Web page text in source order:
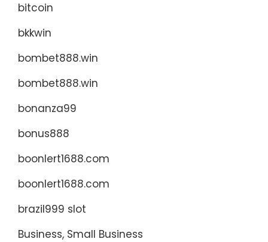
bitcoin
bkkwin
bombet888.win
bombet888.win
bonanza99
bonus888
boonlert1688.com
boonlert1688.com
brazil999 slot
Business, Small Business